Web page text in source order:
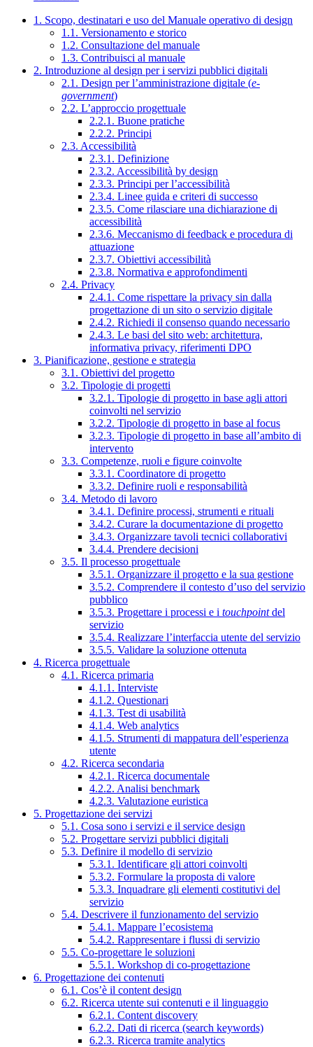
1. Scopo, destinatari e uso del Manuale operativo di design
1.1. Versionamento e storico
1.2. Consultazione del manuale
1.3. Contribuisci al manuale
2. Introduzione al design per i servizi pubblici digitali
2.1. Design per l’amministrazione digitale (e-
government)
2.2. L’approccio progettuale
2.2.1. Buone pratiche
2.2.2. Principi
2.3. Accessibilità
2.3.1. Definizione
2.3.2. Accessibilità by design
2.3.3. Principi per l’accessibilità
2.3.4. Linee guida e criteri di successo
2.3.5. Come rilasciare una dichiarazione di
accessibilità
2.3.6. Meccanismo di feedback e procedura di
attuazione
2.3.7. Obiettivi accessibilità
2.3.8. Normativa e approfondimenti
2.4. Privacy
2.4.1. Come rispettare la privacy sin dalla
progettazione di un sito o servizio digitale
2.4.2. Richiedi il consenso quando necessario
2.4.3. Le basi del sito web: architettura,
informativa privacy, riferimenti DPO
3. Pianificazione, gestione e strategia
3.1. Obiettivi del progetto
3.2. Tipologie di progetti
3.2.1. Tipologie di progetto in base agli attori
coinvolti nel servizio
3.2.2. Tipologie di progetto in base al focus
3.2.3. Tipologie di progetto in base all’ambito di
intervento
3.3. Competenze, ruoli e figure coinvolte
3.3.1. Coordinatore di progetto
3.3.2. Definire ruoli e responsabilità
3.4. Metodo di lavoro
3.4.1. Definire processi, strumenti e rituali
3.4.2. Curare la documentazione di progetto
3.4.3. Organizzare tavoli tecnici collaborativi
3.4.4. Prendere decisioni
3.5. Il processo progettuale
3.5.1. Organizzare il progetto e la sua gestione
3.5.2. Comprendere il contesto d’uso del servizio
pubblico
3.5.3. Progettare i processi e i touchpointdel
servizio
3.5.4. Realizzare l’interfaccia utente del servizio
3.5.5. Validare la soluzione ottenuta
4. Ricerca progettuale
4.1. Ricerca primaria
4.1.1. Interviste
4.1.2. Questionari
4.1.3. Test di usabilità
4.1.4. Web analytics
4.1.5. Strumenti di mappatura dell’esperienza
utente
4.2. Ricerca secondaria
4.2.1. Ricerca documentale
4.2.2. Analisi benchmark
4.2.3. Valutazione euristica
5. Progettazione dei servizi
5.1. Cosa sono i servizi e il service design
5.2. Progettare servizi pubblici digitali
5.3. Definire il modello di servizio
5.3.1. Identificare gli attori coinvolti
5.3.2. Formulare la proposta di valore
5.3.3. Inquadrare gli elementi costitutivi del
servizio
5.4. Descrivere il funzionamento del servizio
5.4.1. Mappare l’ecosistema
5.4.2. Rappresentare i flussi di servizio
5.5. Co-progettare le soluzioni
5.5.1. Workshop di co-progettazione
6. Progettazione dei contenuti
6.1. Cos’è il content design
6.2. Ricerca utente sui contenuti e il linguaggio
6.2.1. Content discovery
6.2.2. Dati di ricerca (search keywords)
6.2.3. Ricerca tramite analytics